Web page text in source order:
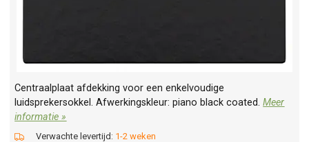
Centraalplaat afdekking voor een enkelvoudige
luidsprekersokkel. Afwerkingskleur: piano black coated.Meer
informatie »
Verwachte levertijd: 1-2 weken